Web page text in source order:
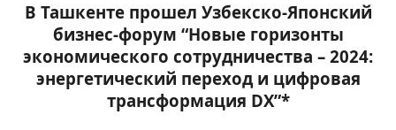
В Ташкенте прошел Узбекско-Японский
бизнес-форум “Новые горизонты
экономического сотрудничества – 2024:
энергетический переход и цифровая
трансформация DX”*